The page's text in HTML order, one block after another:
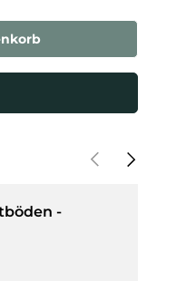
VorherigeNächste
-